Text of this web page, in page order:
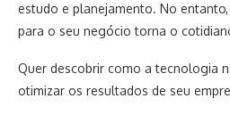
estudo e planejamento. No
para o seu negócio torna o
Quer descobrir como a tecnologia
otimizar os resultados de seu